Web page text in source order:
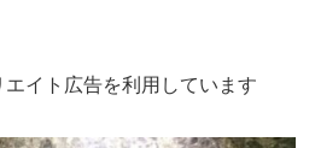
イト広告を利用しています